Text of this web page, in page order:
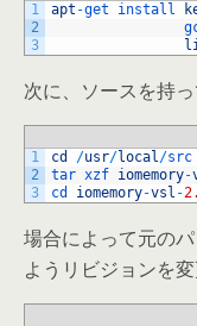
1
2
3
apt -get install
次に、ソースを持っ
1
2
3
cd /usr/local/src
tar xzf iomemory-
cd iomemory-vsl -
場合によって元の
ようリビジョンを変